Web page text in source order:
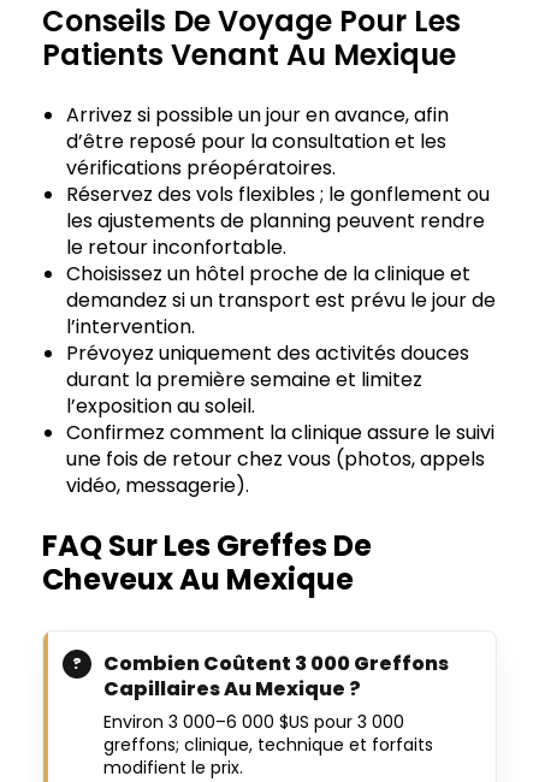
Conseils De Voyage Pour Les
Patients Venant Au Mexique
Arrivez si possible un jour en avance, afin
d’être reposé pour la consultation et les
vérifications préopératoires.
Réservez des vols flexibles ; le gonflement ou
les ajustements de planning peuvent rendre
le retour inconfortable.
Choisissez un hôtel proche de la clinique et
demandez si un transport est prévu le jour de
l’intervention.
Prévoyez uniquement des activités douces
durant la première semaine et limitez
l’exposition au soleil.
Confirmez comment la clinique assure le suivi
une fois de retour chez vous (photos, appels
vidéo, messagerie).
FAQ Sur Les Greffes De
Cheveux Au Mexique
Combien Coûtent 3 000 Greffons
Capillaires Au Mexique ?
Environ 3 000–6 000 $US pour 3 000
greffons; clinique, technique et forfaits
modifient le prix.